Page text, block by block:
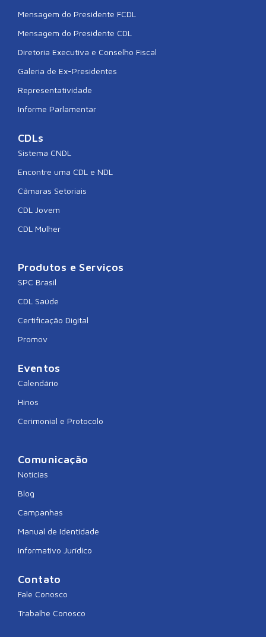
Mensagem do Presidente FCDL
Mensagem do Presidente CDL
Diretoria Executiva e Conselho Fiscal
Galeria de Ex-Presidentes
Representatividade
Informe Parlamentar
CDLs
Sistema CNDL
Encontre uma CDL e NDL
Câmaras Setoriais
CDL Jovem
CDL Mulher
Produtos e Serviços
SPC Brasil
CDL Saúde
Certificação Digital
Promov
Eventos
Calendário
Hinos
Cerimonial e Protocolo
Comunicação
Notícias
Blog
Campanhas
Manual de Identidade
Informativo Jurídico
Contato
Fale Conosco
Trabalhe Conosco